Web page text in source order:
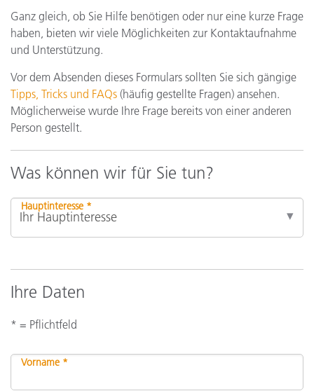
Ganz gleich, ob Sie Hilfe benötigen oder nur eine kurze Frage
haben, bieten wir viele Möglichkeiten zur Kontaktaufnahme
und Unterstützung.
Vor dem Absenden dieses Formulars sollten Sie sich gängige
Tipps, Tricks und FAQs (häufig gestellte Fragen) ansehen.
Möglicherweise wurde Ihre Frage bereits von einer anderen
Person gestellt.
Was können wir für Sie tun?
Hauptinteresse *
Ihre Daten
* = Pflichtfeld
Vorname *